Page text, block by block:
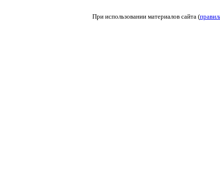
При использовании материалов сайта (